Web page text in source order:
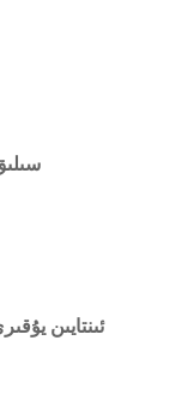
ئىنتايىن